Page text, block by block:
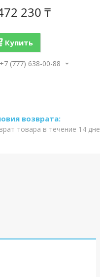
230 ₸
Купить
+7 (777) 638-00-88
товара в течение 14